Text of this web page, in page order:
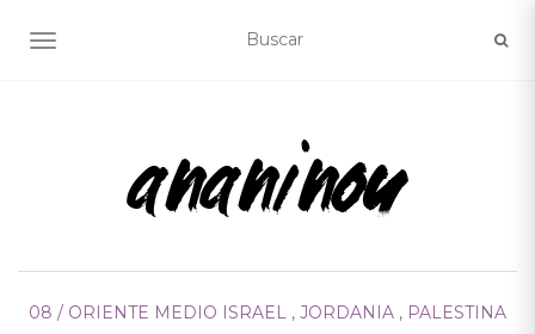
ALTERNAR NAVEGACIÓN
08 / ORIENTE MEDIO ISRAEL , JORDANIA , PALESTINA